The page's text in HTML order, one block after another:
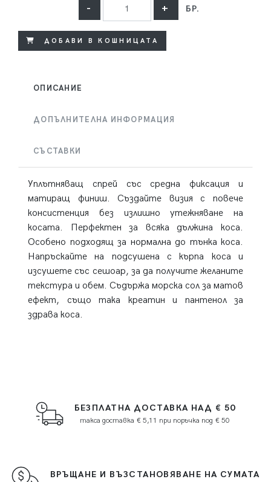
- + БР.
ДОБАВИ В КОШНИЦАТА
ОПИСАНИЕ
ДОПЪЛНИТЕЛНА ИНФОРМАЦИЯ
СЪСТАВКИ
Уплътняващ спрей със средна фиксация и
матиращ финиш. Създайте визия с повече
консистенция без излишно утежняване на
косата. Перфектен за всяка дължина коса.
Особено подходящ за нормална до тънка коса.
Напръскайте на подсушена с кърпа коса и
изсушете със сешоар, за да получите желаните
текстура и обем. Съдържа морска сол за матов
ефект, също така креатин и пантенол за
здрава коса.
БЕЗПЛАТНА ДОСТАВКА НАД € 50
такса доставка € 5,11 при поръчка под € 50
ВРЪЩАНЕ И ВЪЗСТАНОВЯВАНЕ НА СУМАТА